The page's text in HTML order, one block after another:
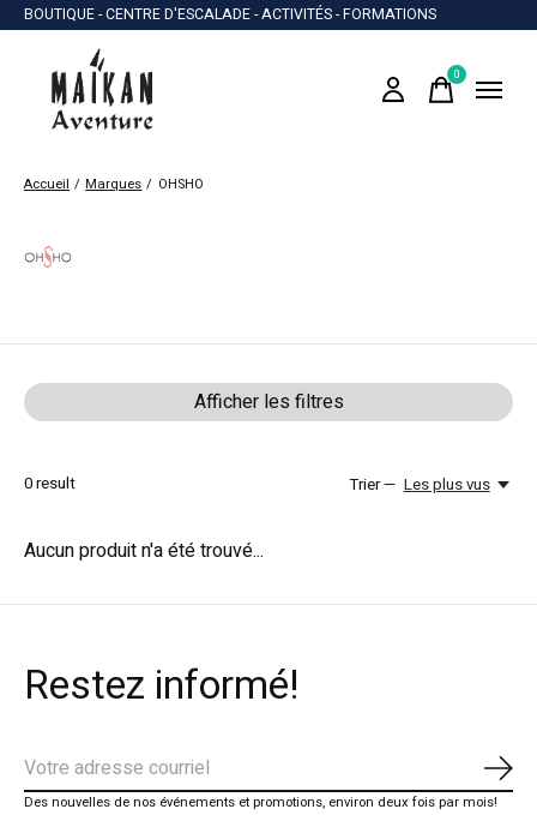
BOUTIQUE - CENTRE D'ESCALADE - ACTIVITÉS - FORMATIONS
0items
Accueil / Marques / OHSHO
OHSHO
Afficher les filtres
0result Trier — Les plus vus
Aucun produit n'a été trouvé...
Restez informé!
Des nouvelles de nos événements et promotions, environ deux fois par mois!